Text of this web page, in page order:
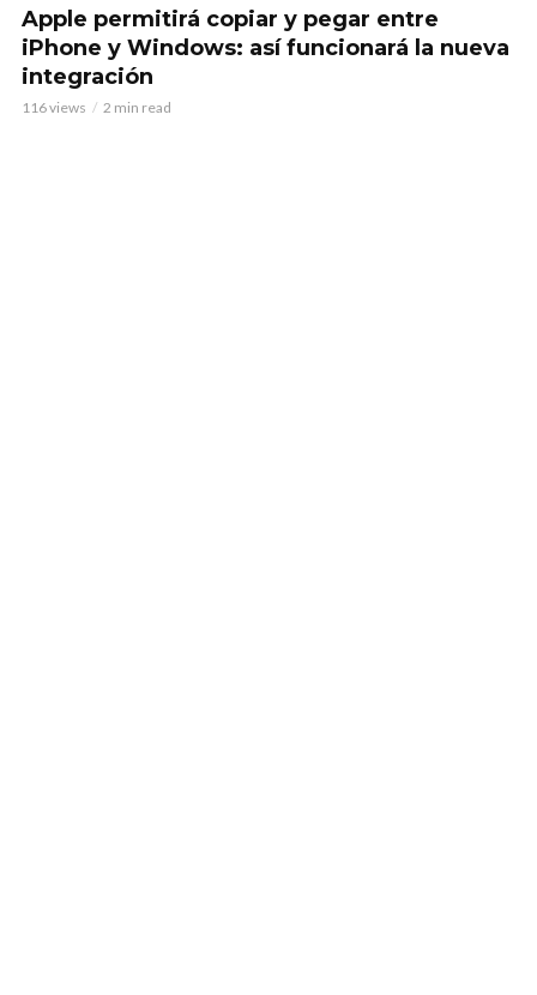
Apple permitirá copiar y pegar entre
iPhone y Windows: así funcionará la nueva
integración
116 views 2 min read